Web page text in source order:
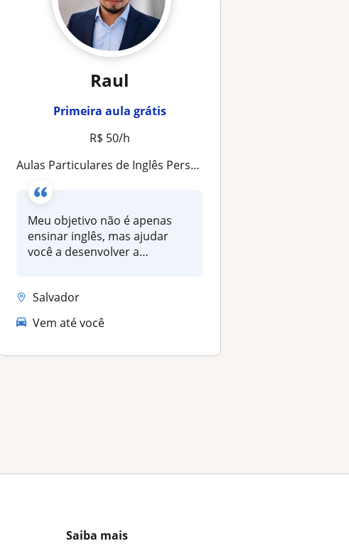
Raul
Primeira aula grátis
R$ 50/h
Aulas Particulares de Inglês Personalizadas | Conversação, Trabalho, Viagens e Objetivos Profissionais
Meu objetivo não é apenas
ensinar inglês, mas ajudar
você a desenvolver a
Salvador
Vem até você
Saiba mais